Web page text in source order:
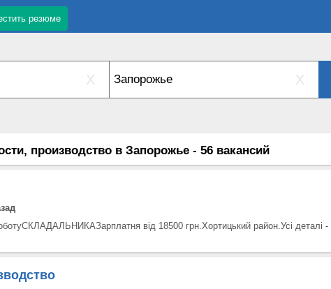
резюме
X X
производство в Запорожье - 56 вакансий
від 18500 грн.Хортицький район.Усі деталі -